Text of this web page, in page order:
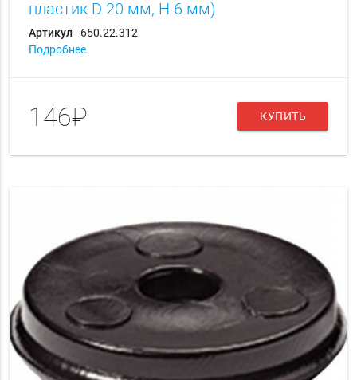
пластик D 20 мм, H 6 мм)
Артикул- 650.22.312
Подробнее
146₽ КУПИТЬ